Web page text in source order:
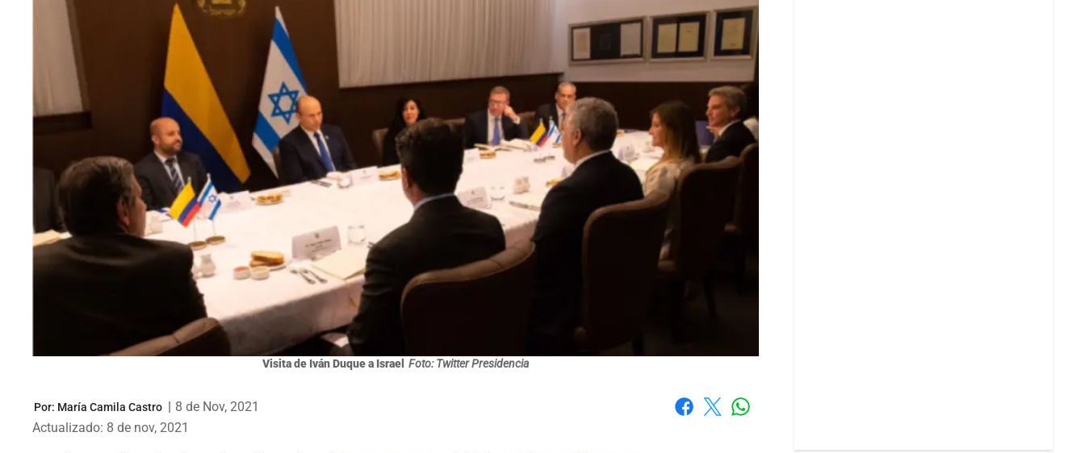
Visita de Iván Duque a Israel Foto: Twitter Presidencia
Por: María Camila Castro | 8 de Nov, 2021
Actualizado: 8 de nov, 2021